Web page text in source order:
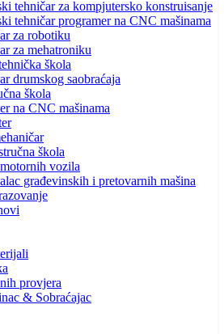
tehničar za kompjutersko konstruisanje
tehničar programer na CNC mašinama
za robotiku
za mehatroniku
škola
drumskog saobraćaja
škola
na CNC mašinama
škola
vozila
građevinskih i pretovarnih mašina
provjera
& Sobraćajac